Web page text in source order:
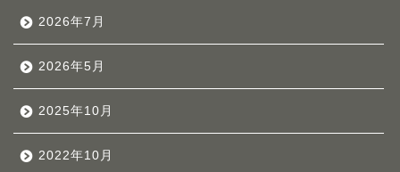
2026年7月
2026年5月
2025年10月
2022年10月